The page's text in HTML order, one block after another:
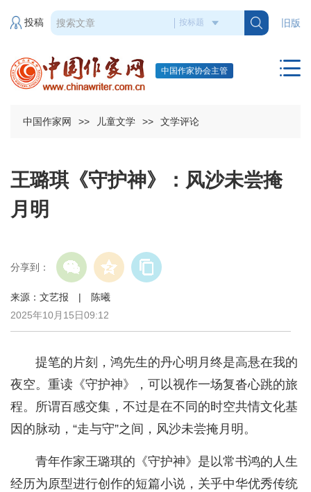
旧版
投稿
中国作家协会主管
中国作家网 >> 儿童文学 >> 文学评论
王璐琪《守护神》：风沙未尝掩
月明
分享到：
来源：文艺报 | 陈曦
2025年10月15日09:12
提笔的片刻，鸿先生的丹心明月终是高悬在我的
夜空。重读《守护神》，可以视作一场复沓心跳的旅
程。所谓百感交集，不过是在不同的时空共情文化基
因的脉动，“走与守”之间，风沙未尝掩月明。
青年作家王璐琪的《守护神》是以常书鸿的人生
经历为原型进行创作的短篇小说，关乎中华优秀传统